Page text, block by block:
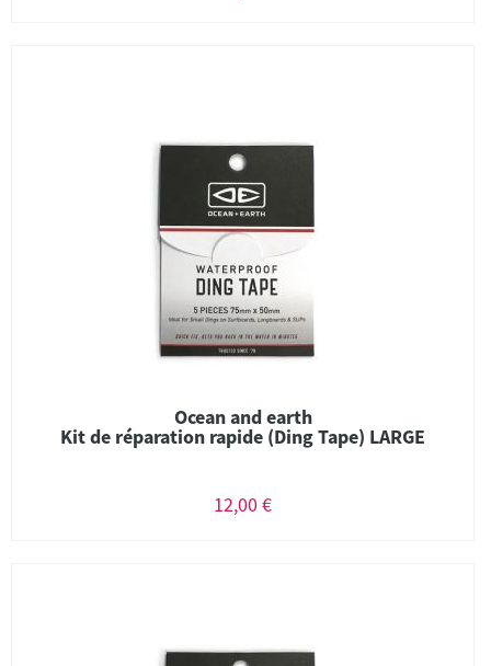
Ocean and earth
Kit de réparation rapide (Ding Tape) LARGE
12,00 €